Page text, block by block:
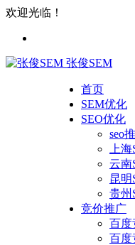
欢迎光临！
张俊SEM
首页
SEM优化
SEO优化
seo
上
云南
昆明
贵州
竞价推广
百度
百度